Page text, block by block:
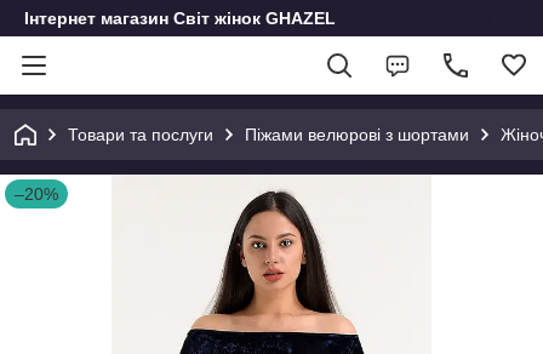
Інтернет магазин Світ жінок GHAZEL
Товари та послуги Піжами велюрові з шортами
–20%